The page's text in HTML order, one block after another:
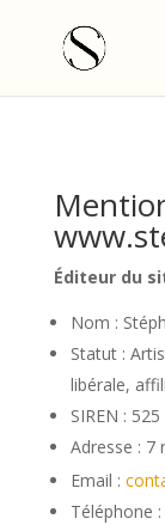
Éditeur du
Nom :
Statut :
libérale,
SIREN :
Adresse : 7
Email :
Téléphone